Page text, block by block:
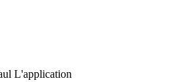
L'application